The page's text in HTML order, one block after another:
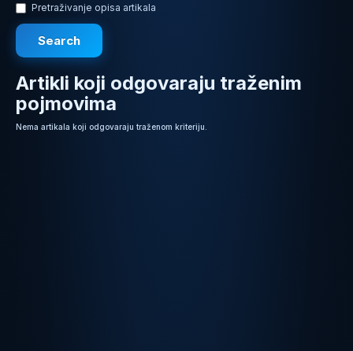
Pretraživanje opisa artikala
Artikli koji odgovaraju traženim
pojmovima
Nema artikala koji odgovaraju traženom kriteriju.